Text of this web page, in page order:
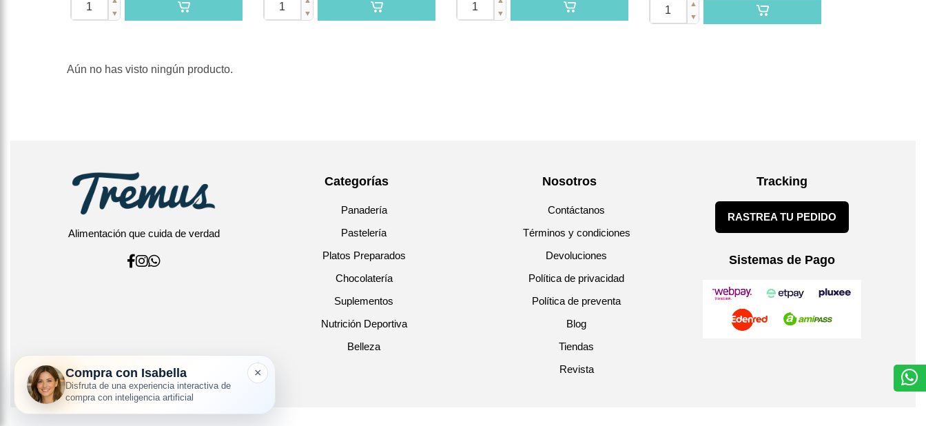
▼
▼
▼
▲
▼
Aún no has visto ningún producto.
Alimentación que cuida de verdad
Categorías
Panadería
Pastelería
Platos Preparados
Chocolatería
Suplementos
Nutrición Deportiva
Belleza
Nosotros
Contáctanos
Términos y condiciones
Devoluciones
Política de privacidad
Política de preventa
Blog
Tiendas
Revista
Tracking
RASTREA TU PEDIDO
Sistemas de Pago